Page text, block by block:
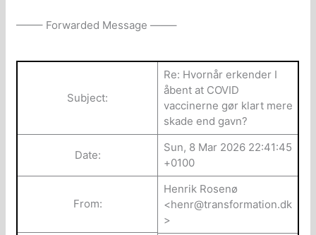
——– Forwarded Message ——–
Subject:
Re: Hvornår erkender I
åbent at COVID
vaccinerne gør klart mere
skade end gavn?
Date:
Sun, 8 Mar 2026 22:41:45
+0100
From:
Henrik Rosenø
<henr@transformation.dk
>